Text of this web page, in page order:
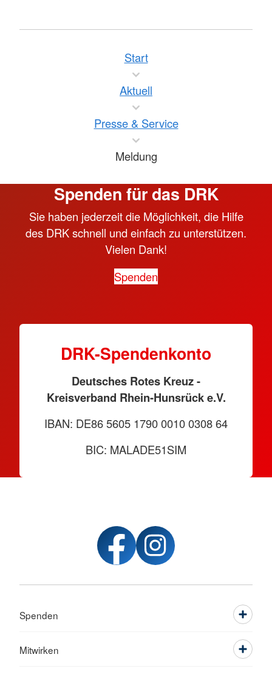
Start
Aktuell
Presse & Service
Meldung
Spenden für das DRK
Sie haben jederzeit die Möglichkeit, die Hilfe
des DRK schnell und einfach zu unterstützen.
Vielen Dank!
Spenden
DRK-Spendenkonto
Deutsches Rotes Kreuz -
Kreisverband Rhein-Hunsrück e.V.
IBAN: DE86 5605 1790 0010 0308 64
BIC: MALADE51SIM
Spenden
Mitwirken